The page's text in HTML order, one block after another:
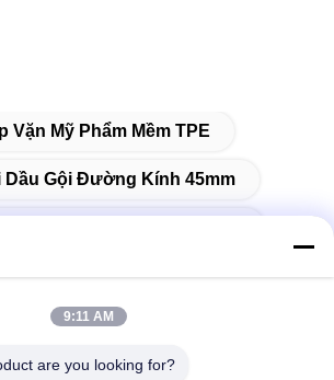
Vặn Mỹ Phẩm Mềm TPE
Dầu Gội Đường Kính 45mm
Trung Tâm Có Bảo Hành
9:11 AM
are you looking for?